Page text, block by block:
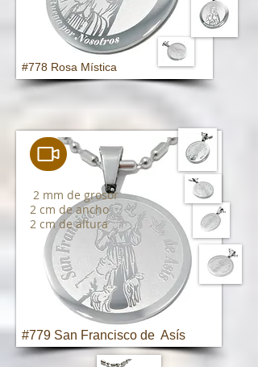
#778 Rosa Mística
2 mm de grosor
2 cm de ancho
2 cm de altura
#779 San Francisco de Asís